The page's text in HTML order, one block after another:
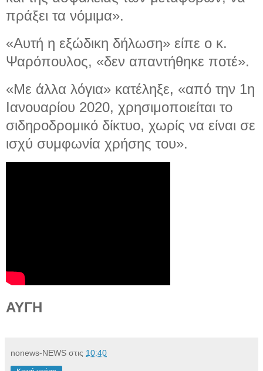
πράξει τα νόμιμα».
«Αυτή η εξώδικη δήλωση» είπε ο κ.
Ψαρόπουλος, «δεν απαντήθηκε ποτέ».
«Με άλλα λόγια» κατέληξε, «από την 1η
Ιανουαρίου 2020, χρησιμοποιείται το
σιδηροδρομικό δίκτυο, χωρίς να είναι σε
ισχύ συμφωνία χρήσης του».
ΑΥΓΗ
nonews-NEWS στις 10:40